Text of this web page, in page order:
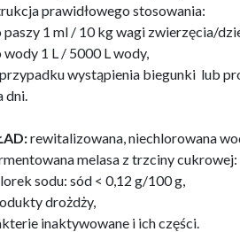
prawidłowego stosowania:
paszy 1 ml / 10 kg wagi zwierzęcia/
wody 1 L / 5000 L wody,
wystąpienia biegunki lub
dni.
rewitalizowana, niechlorowana
melasa z trzciny
sodu: sód < 0,12 g/100 g,
drożdży,
inaktywowane i ich części.